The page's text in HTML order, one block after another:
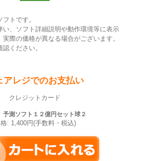
トです。
、ソフト詳細説明や動作環境等に表示
際の価格が異なる場合がございます。
ください。
アレジでのお支払い
クレジットカード
予測ソフト１２億円セット球２
: 1,400円(手数料・税込)